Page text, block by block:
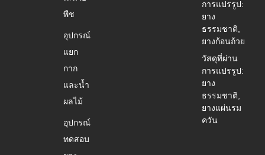
พืช
อุปกรณ์
แยก
กาก
และน้ำ
ผลไม้
อุปกรณ์
ทดสอบ
การแปรรูป:
ยาง
ธรรมชาติ,
ยางก้อนถ้วย
วัสดุที่ผ่าน
การแปรรูป:
ยาง
ธรรมชาติ,
ยางแผ่นรม
ควัน